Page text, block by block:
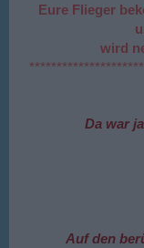
Eure Flieger
wird
Da war
Auf den